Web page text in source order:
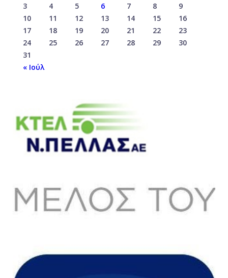
3
4 5 6 7 8
9
10
11 12 13 14 15
16
17
18 19 20 21 22
23
24
25 26 27 28 29
30
31
« Ιούλ